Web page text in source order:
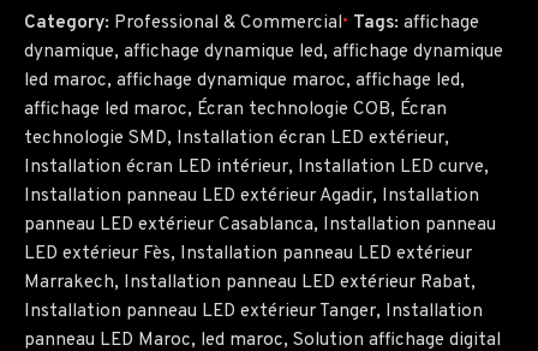
Category: Professional & Commercial Tags: affichage
dynamique, affichage dynamique led, affichage dynamique
led maroc, affichage dynamique maroc, affichage led,
affichage led maroc, Écran technologie COB, Écran
technologie SMD, Installation écran LED extérieur,
Installation écran LED intérieur, Installation LED curve,
Installation panneau LED extérieur Agadir, Installation
panneau LED extérieur Casablanca, Installation panneau
LED extérieur Fès, Installation panneau LED extérieur
Marrakech, Installation panneau LED extérieur Rabat,
Installation panneau LED extérieur Tanger, Installation
panneau LED Maroc, led maroc, Solution affichage digital